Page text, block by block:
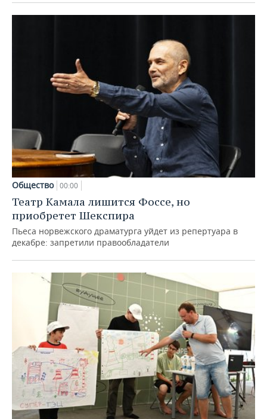
Общество 00:00
Театр Камала лишится Фоссе, но
приобретет Шекспира
Пьеса норвежского драматурга уйдет из репертуара в
декабре: запретили правообладатели